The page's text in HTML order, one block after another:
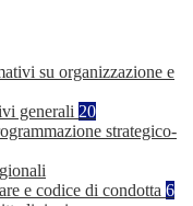
su organizzazione e
generali 20
strategico-
e codice di condotta 6